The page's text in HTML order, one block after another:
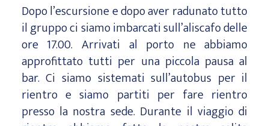
Dopo l’escursione e dopo aver radunato tutto
il gruppo ci siamo imbarcati sull’aliscafo delle
ore 17.00. Arrivati al porto ne abbiamo
approfittato tutti per una piccola pausa al
bar. Ci siamo sistemati sull’autobus per il
rientro e siamo partiti per fare rientro
presso la nostra sede. Durante il viaggio di